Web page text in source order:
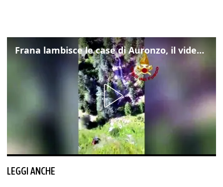
Frana lambisce le case di Auronzo, il video dall'elicottero dei vigili del fuoco
LEGGI ANCHE